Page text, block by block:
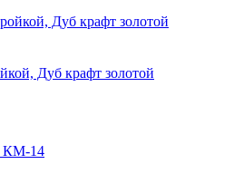
Дуб крафт золотой